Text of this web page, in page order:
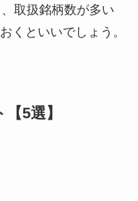
取扱銘柄数が多い
くといいでしょう。
5選】